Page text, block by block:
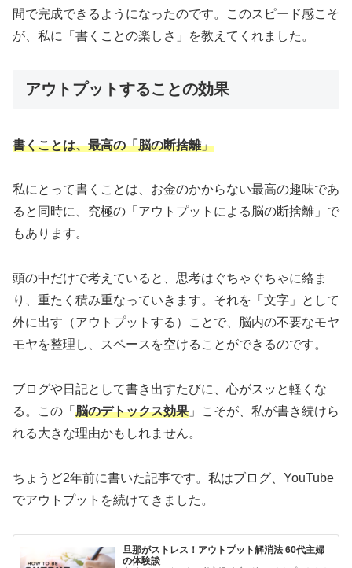
間で完成できるようになったのです。このスピード感こそ
が、私に「書くことの楽しさ」を教えてくれました。
アウトプットすることの効果
書くことは、最高の「脳の断捨離」
私にとって書くことは、お金のかからない最高の趣味であ
ると同時に、究極の「アウトプットによる脳の断捨離」で
もあります。
頭の中だけで考えていると、思考はぐちゃぐちゃに絡ま
り、重たく積み重なっていきます。それを「文字」として
外に出す（アウトプットする）ことで、脳内の不要なモヤ
モヤを整理し、スペースを空けることができるのです。
ブログや日記として書き出すたびに、心がスッと軽くな
る。この「 脳のデトックス効果 」こそが、私が書き続けら
れる大きな理由かもしれません。
ちょうど2年前に書いた記事です。私はブログ、YouTube
でアウトプットを続けてきました。
旦那がストレス！アウトプット解消法 60代主婦
の体験談